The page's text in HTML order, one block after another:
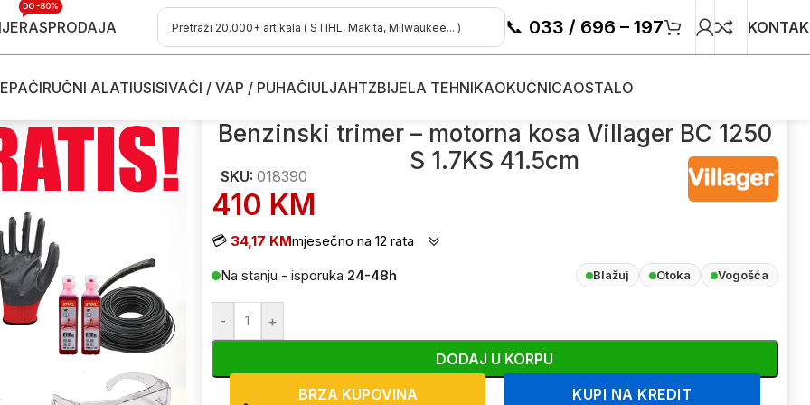
RASPRODAJA
DO -80%
📞 033 / 696 – 197
RUČNI ALATIUSISIVAČI / VAP / PUHAČIULJAHTZBIJELA TEHNIKAOKUĆNICAOSTALO
kose Benzinski trimeri - motorne kose
Benzinski trimer – motorna kosa Villager BC 1250
S 1.7KS 41.5cm
SKU: 018390
410 KM
💳 34,17 KMmjesečno na 12 rata
Na stanju - isporuka 24-48h Blažuj Otoka Vogošća
- +
DODAJ U KORPU
BRZA KUPOVINA
KUPI NA KREDIT